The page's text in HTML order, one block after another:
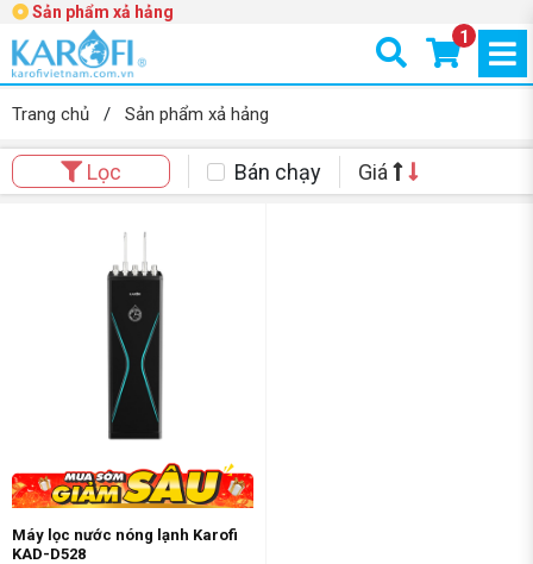
Sản phẩm xả hảng
1
Trang chủ / Sản phẩm xả hảng
Lọc Bán chạy Giá
Máy lọc nước nóng lạnh Karofi
KAD-D528